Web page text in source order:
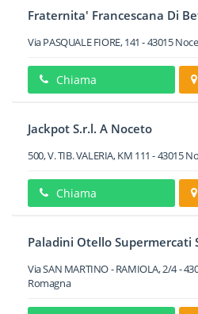
Fraternita' Francescana Di
Via PASQUALE FIORE, 141 -43015
Chiama
Jackpot S.r.l. A Noceto
500, V. TIB. VALERIA, KM 111 -43015
Chiama
Paladini Otello Supermercati
Via SAN MARTINO - RAMIOLA, 2/4-
Romagna